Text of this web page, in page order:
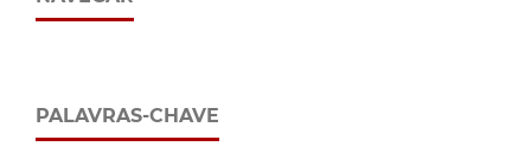
PALAVRAS-CHAVE